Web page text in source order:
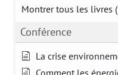
Montrer tous les livres
Conférence
La crise
Comment les